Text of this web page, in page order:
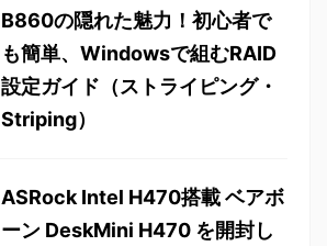
B860の隠れた魅力！初心者で
も簡単、Windowsで組むRAID
設定ガイド（ストライピング・
Striping）
ASRock Intel H470搭載 ベアボ
ーン DeskMini H470 を開封し